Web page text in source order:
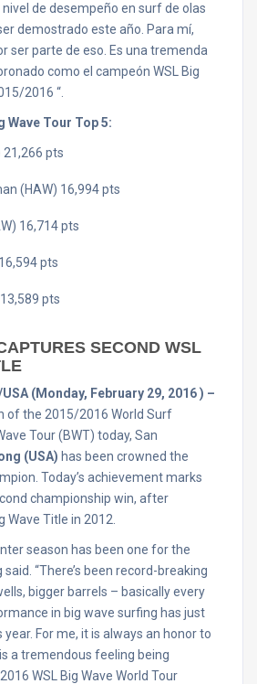
de desempeño en surf de olas
demostrado este año. Para mí,
ser parte de eso. Es una tremenda
como el campeón WSL Big
2016 “.
Wave Tour Top 5:
21,266 pts
(HAW) 16,994 pts
16,714 pts
pts
pts
SECOND WSL
USA (Monday, February 29, 2016) –
of the 2015/2016 World Surf
Tour (BWT) today, San
(USA) has been crowned the
Today’s achievement marks
championship win, after
Wave Title in 2012.
season has been one for the
said. “There’s been record-breaking
bigger barrels – basically every
in big wave surfing has just
For me, it is always an honor to
a tremendous feeling being
WSL Big Wave World Tour